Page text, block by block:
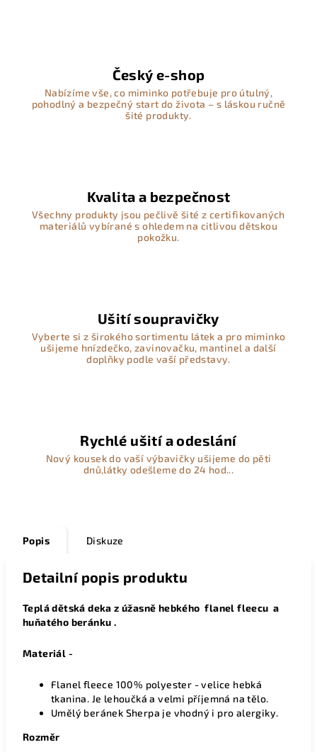
Český e-shop
Nabízíme vše, co miminko potřebuje pro útulný,
pohodlný a bezpečný start do života – s láskou ručně
šité produkty.
Kvalita a bezpečnost
Všechny produkty jsou pečlivě šité z certifikovaných
materiálů vybírané s ohledem na citlivou dětskou
pokožku.
Ušití soupravičky
Vyberte si z širokého sortimentu látek a pro miminko
ušijeme hnízdečko, zavinovačku, mantinel a další
doplňky podle vaší představy.
Rychlé ušití a odeslání
Nový kousek do vaší výbavičky ušijeme do pěti
dnů,látky odešleme do 24 hod...
Popis Diskuze
Detailní popis produktu
Teplá dětská deka z úžasně hebkého flanel fleecu a
huňatého beránku .
Materiál -
Flanel fleece 100% polyester - velice hebká
tkanina. Je lehoučká a velmi příjemná na tělo.
Umělý beránek Sherpa je vhodný i pro alergiky.
Rozměr